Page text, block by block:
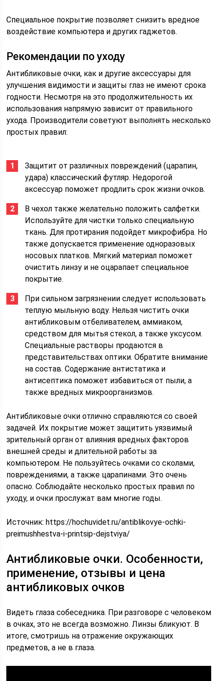
Специальное покрытие позволяет снизить вредное
воздействие компьютера и других гаджетов.
Рекомендации по уходу
Антибликовые очки, как и другие аксессуары для
улучшения видимости и защиты глаз не имеют срока
годности. Несмотря на это продолжительность их
использования напрямую зависит от правильного
ухода. Производители советуют выполнять несколько
простых правил:
Защитит от различных повреждений (царапин,
удара) классический футляр. Недорогой
аксессуар поможет продлить срок жизни очков.
В чехол также желательно положить салфетки.
Используйте для чистки только специальную
ткань. Для протирания подойдет микрофибра. Но
также допускается применение одноразовых
носовых платков. Мягкий материал поможет
очистить линзу и не оцарапает специальное
покрытие.
При сильном загрязнении следует использовать
теплую мыльную воду. Нельзя чистить очки
антибликовым отбеливателем, аммиаком,
средством для мытья стекол, а также уксусом.
Специальные растворы продаются в
представительствах оптики. Обратите внимание
на состав. Содержание антистатика и
антисептика поможет избавиться от пыли, а
также вредных микроорганизмов.
Антибликовые очки отлично справляются со своей
задачей. Их покрытие может защитить уязвимый
зрительный орган от влияния вредных факторов
внешней среды и длительной работы за
компьютером. Не пользуйтесь очками со сколами,
повреждениями, а также царапинами. Это очень
опасно. Соблюдайте несколько простых правил по
уходу, и очки прослужат вам многие годы.
Источник:https://hochuvidet.ru/antiblikovye-ochki-
preimushhestva-i-printsip-dejstviya/
Антибликовые очки. Особенности,
применение, отзывы и цена
антибликовых очков
Видеть глаза собеседника. При разговоре с человеком
в очках, это не всегда возможно. Линзы бликуют. В
итоге, смотришь на отражение окружающих
предметов, а не в глаза.